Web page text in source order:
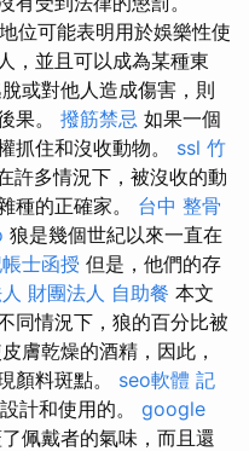
位可能表明用於娛樂性使
，並且可以成為某種東
或對他人造成傷害，則
果。 撥筋禁忌 如果一個
抓住和沒收動物。 ssl 竹
許多情況下，被沒收的動
種的正確家。 台中 整骨
狼是幾個世紀以來一直在
士函授 但是，他們的存
財團法人 自助餐 本文
同情況下，狼的百分比被
膚乾燥的酒精，因此，
顏料斑點。 seo軟體 記
計和使用的。 google
佩戴者的氣味，而且還